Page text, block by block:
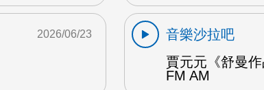
2026/06/23
音樂沙拉吧
賈元元《舒曼
FM AM